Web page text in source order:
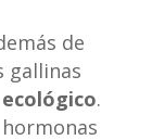
de
gallinas
.